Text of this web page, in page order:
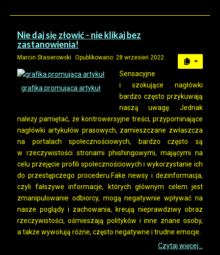
Nie daj się złowić - nie klikaj bez
zastanowienia!
Marcin Stasierowski Opublikowano: 28 wrzesień 2022
grafika promująca artykuł
Sensacyjne
i szokujące nagłówki
bardzo często przykuwają
naszą uwagę. Jednak
należy pamiętać, że kontrowersyjne treści, przypominające
nagłówki artykułów prasowych, zamieszczane zwłaszcza
na portalach społecznościowych, bardzo często są
w rzeczywistości stronami phishingowymi, mającymi na
celu przejęcie profili społecznościowych i wykorzystanie ich
do przestępczego procederu.Fake newsy i dezinformacja,
czyli fałszywe informacje, których głównym celem jest
zmanipulowanie odbiorcy, mogą negatywnie wpływać na
nasze poglądy i zachowania, kreują nieprawdziwy obraz
rzeczywistości, ośmieszają polityków i inne znane osoby,
a także wywołują różne, często negatywne i trudne emocje.
Czytaj więcej...